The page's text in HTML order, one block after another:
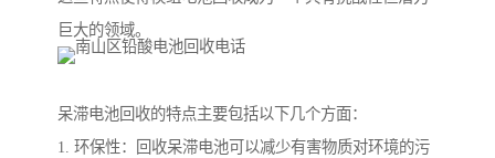
巨大的领域。
呆滞电池回收的特点主要包括以下几个方面：
1. 环保性：回收呆滞电池可以减少有害物质对环境的污